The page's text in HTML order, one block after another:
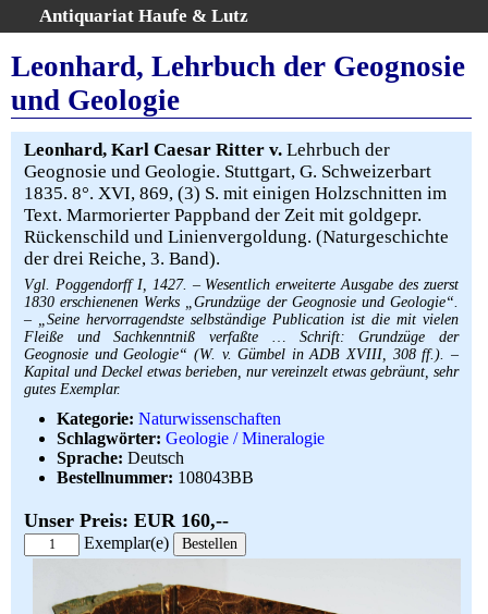
Antiquariat Haufe & Lutz
Home
Gesamtbestand
Erweiterte Suche
Kategorien
Schlagwörter
Warenkorb
AGB
Widerruf
Über uns
Aktuelle Kataloge
Kontakt
Ankauf
Impressum
Leonhard, Lehrbuch der Geognosie
und Geologie
Leonhard, Karl Caesar Ritter v. Lehrbuch der
Geognosie und Geologie. Stuttgart, G. Schweizerbart
1835. 8°. XVI, 869, (3) S. mit einigen Holzschnitten im
Text. Marmorierter Pappband der Zeit mit goldgepr.
Rückenschild und Linienvergoldung. (Naturgeschichte
der drei Reiche, 3. Band).
Vgl. Poggendorff I, 1427. – Wesentlich erweiterte Ausgabe des zuerst
1830 erschienenen Werks „Grundzüge der Geognosie und Geologie“.
– „Seine hervorragendste selbständige Publication ist die mit vielen
Fleiße und Sachkenntniß verfaßte … Schrift: Grundzüge der
Geognosie und Geologie“ (W. v. Gümbel in ADB XVIII, 308 ff.). –
Kapital und Deckel etwas berieben, nur vereinzelt etwas gebräunt, sehr
gutes Exemplar.
Kategorie: Naturwissenschaften
Schlagwörter: Geologie / Mineralogie
Sprache: Deutsch
Bestellnummer: 108043BB
Unser Preis: EUR 160,--
Exemplar(e)